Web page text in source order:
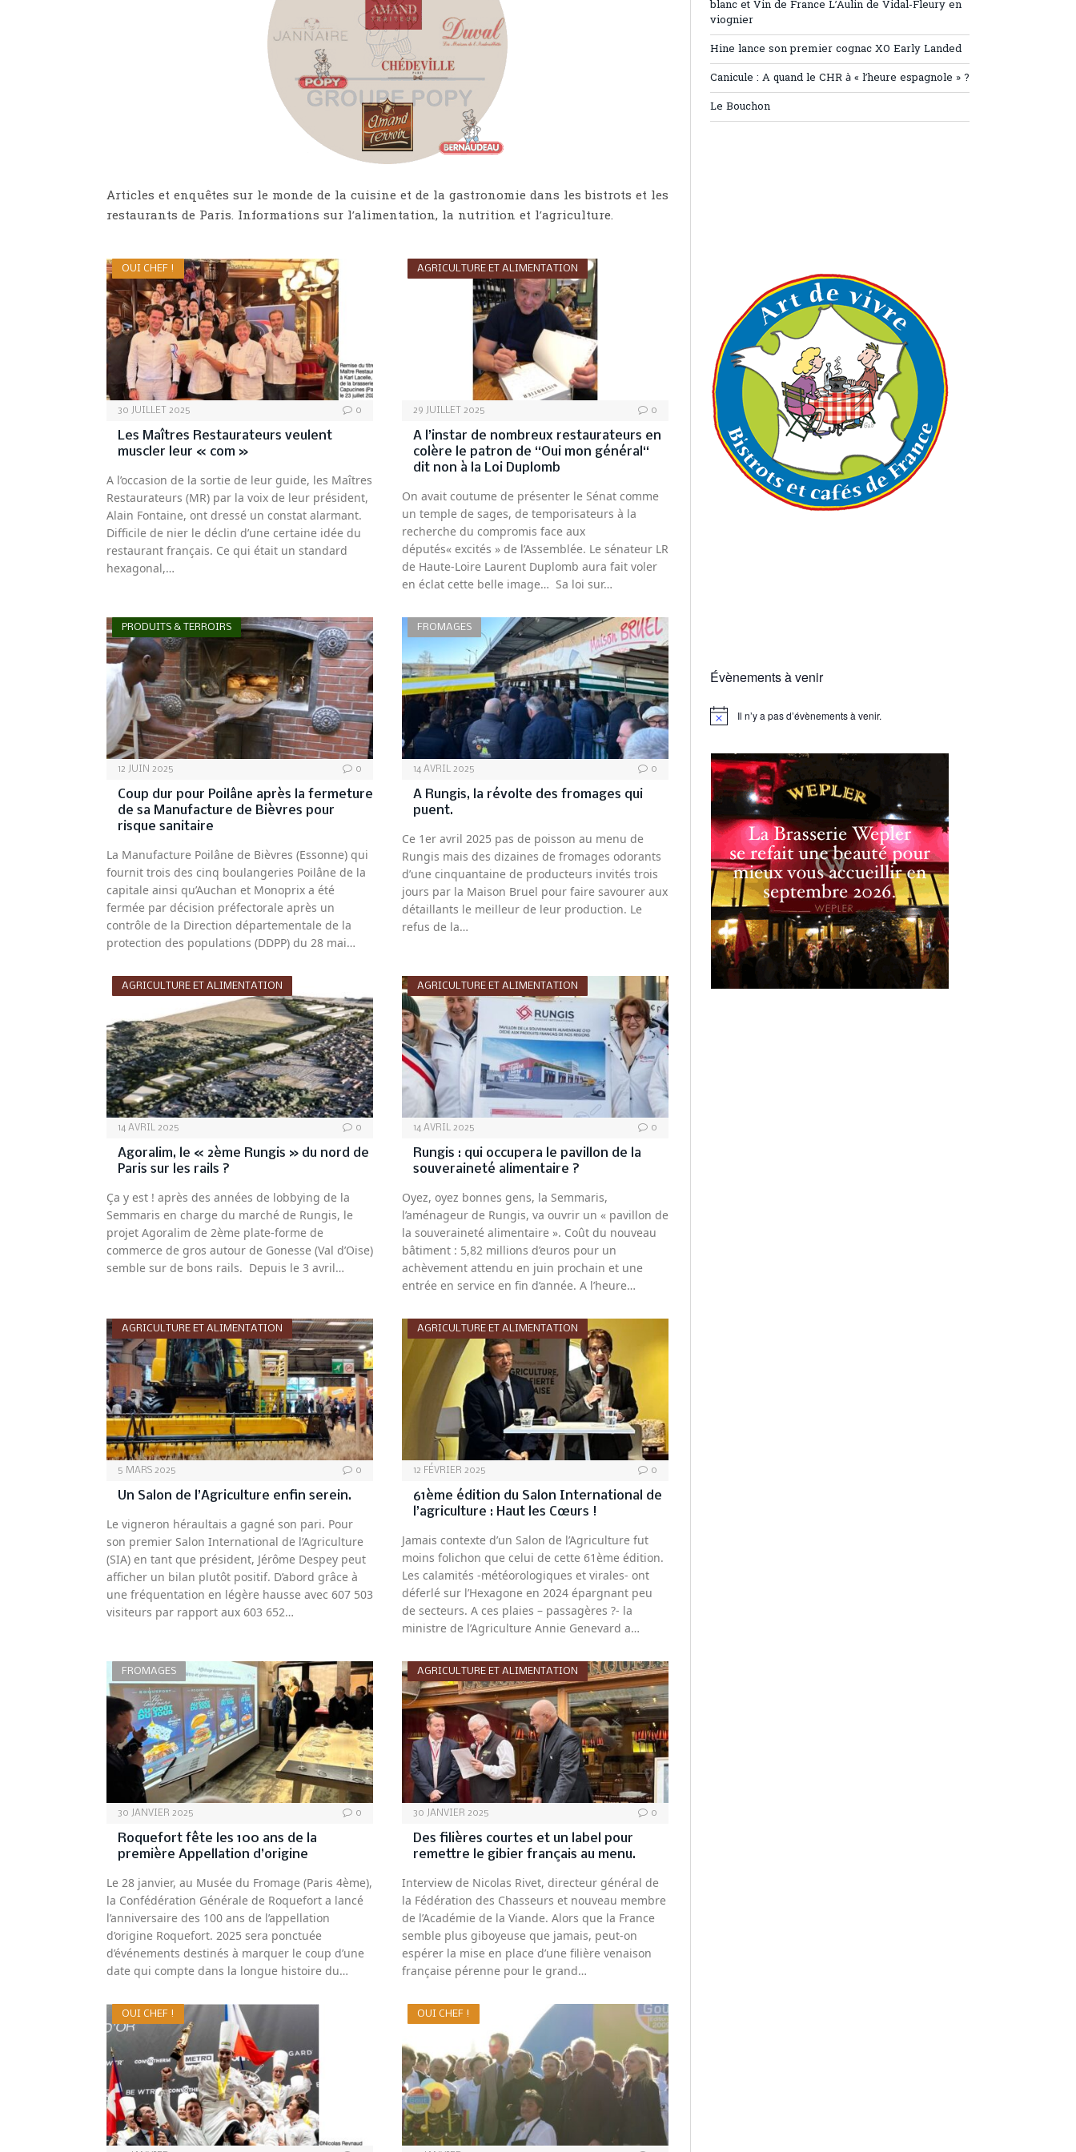
Articles et enquêtes sur le monde de la cuisine et de la gastronomie dans les bistrots et les
restaurants de Paris. Informations sur l’alimentation, la nutrition et l’agriculture.
OUI CHEF !
30 JUILLET 2025 0
Les Maîtres Restaurateurs veulent
muscler leur « com »
A l’occasion de la sortie de leur guide, les Maîtres
Restaurateurs (MR) par la voix de leur président,
Alain Fontaine, ont dressé un constat alarmant.
Difficile de nier le déclin d’une certaine idée du
restaurant français. Ce qui était un standard
hexagonal,…
AGRICULTURE ET ALIMENTATION
29 JUILLET 2025 0
A l’instar de nombreux restaurateurs en
colère le patron de “Oui mon général“
dit non à la Loi Duplomb
On avait coutume de présenter le Sénat comme
un temple de sages, de temporisateurs à la
recherche du compromis face aux
députés« excités » de l’Assemblée. Le sénateur LR
de Haute-Loire Laurent Duplomb aura fait voler
en éclat cette belle image… Sa loi sur…
PRODUITS & TERROIRS
12 JUIN 2025 0
Coup dur pour Poilâne après la fermeture
de sa Manufacture de Bièvres pour
risque sanitaire
La Manufacture Poilâne de Bièvres (Essonne) qui
fournit trois des cinq boulangeries Poilâne de la
capitale ainsi qu’Auchan et Monoprix a été
fermée par décision préfectorale après un
contrôle de la Direction départementale de la
protection des populations (DDPP) du 28 mai…
FROMAGES
14 AVRIL 2025 0
A Rungis, la révolte des fromages qui
puent.
Ce 1er avril 2025 pas de poisson au menu de
Rungis mais des dizaines de fromages odorants
d’une cinquantaine de producteurs invités trois
jours par la Maison Bruel pour faire savourer aux
détaillants le meilleur de leur production. Le
refus de la…
AGRICULTURE ET ALIMENTATION
14 AVRIL 2025 0
Agoralim, le « 2ème Rungis » du nord de
Paris sur les rails ?
Ça y est ! après des années de lobbying de la
Semmaris en charge du marché de Rungis, le
projet Agoralim de 2ème plate-forme de
commerce de gros autour de Gonesse (Val d’Oise)
semble sur de bons rails. Depuis le 3 avril…
AGRICULTURE ET ALIMENTATION
14 AVRIL 2025 0
Rungis : qui occupera le pavillon de la
souveraineté alimentaire ?
Oyez, oyez bonnes gens, la Semmaris,
l’aménageur de Rungis, va ouvrir un « pavillon de
la souveraineté alimentaire ». Coût du nouveau
bâtiment : 5,82 millions d’euros pour un
achèvement attendu en juin prochain et une
entrée en service en fin d’année. A l’heure…
AGRICULTURE ET ALIMENTATION
5 MARS 2025 0
Un Salon de l’Agriculture enfin serein.
Le vigneron héraultais a gagné son pari. Pour
son premier Salon International de l’Agriculture
(SIA) en tant que président, Jérôme Despey peut
afficher un bilan plutôt positif. D’abord grâce à
une fréquentation en légère hausse avec 607 503
visiteurs par rapport aux 603 652…
AGRICULTURE ET ALIMENTATION
12 FÉVRIER 2025 0
61ème édition du Salon International de
l’agriculture : Haut les Cœurs !
Jamais contexte d’un Salon de l’Agriculture fut
moins folichon que celui de cette 61ème édition.
Les calamités -météorologiques et virales- ont
déferlé sur l’Hexagone en 2024 épargnant peu
de secteurs. A ces plaies – passagères ?- la
ministre de l’Agriculture Annie Genevard a…
FROMAGES
30 JANVIER 2025 0
Roquefort fête les 100 ans de la
première Appellation d’origine
Le 28 janvier, au Musée du Fromage (Paris 4ème),
la Confédération Générale de Roquefort a lancé
l’anniversaire des 100 ans de l’appellation
d’origine Roquefort. 2025 sera ponctuée
d’événements destinés à marquer le coup d’une
date qui compte dans la longue histoire du…
AGRICULTURE ET ALIMENTATION
30 JANVIER 2025 0
Des filières courtes et un label pour
remettre le gibier français au menu.
Interview de Nicolas Rivet, directeur général de
la Fédération des Chasseurs et nouveau membre
de l’Académie de la Viande. Alors que la France
semble plus giboyeuse que jamais, peut-on
espérer la mise en place d’une filière venaison
française pérenne pour le grand…
OUI CHEF ! OUI CHEF !
blanc et Vin de France L’Aulin de Vidal-Fleury en
viognier
Hine lance son premier cognac XO Early Landed
Canicule : A quand le CHR à « l’heure espagnole » ?
Le Bouchon
Évènements à venir
Notice Il n’y a pas d’évènements à venir.